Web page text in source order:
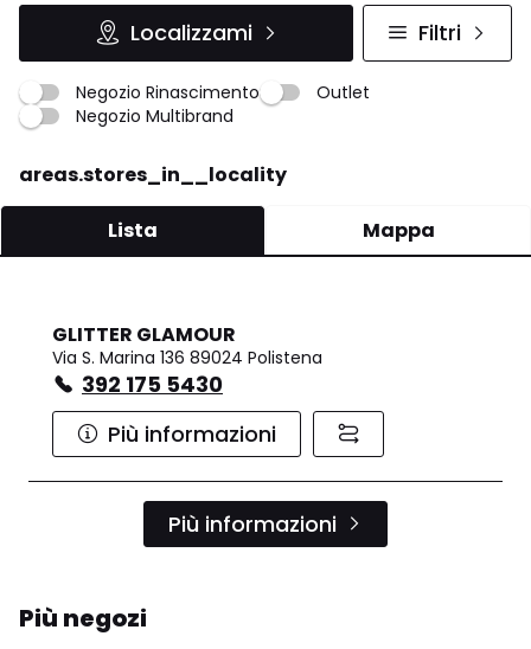
Localizzami Filtri
Negozio Rinascimento
Outlet
Negozio Multibrand
areas.stores_in__locality
Lista Mappa
GLITTER GLAMOUR
Via S. Marina 136 89024 Polistena
392 175 5430
Più informazioni
Più informazioni
Più negozi